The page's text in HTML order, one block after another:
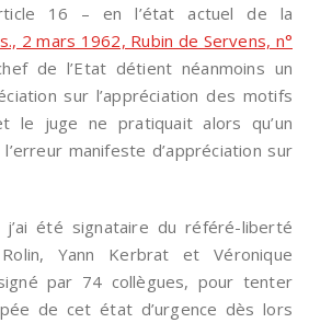
16 – en l’état actuel de la
2 mars 1962, Rubin de Servens, n°
de l’Etat détient néanmoins un
sur l’appréciation des motifs
le juge ne pratiquait alors qu’un
manifeste d’appréciation sur
j’ai été signataire du référé-liberté
Yann Kerbrat et Véronique
par 74 collègues, pour tenter
de cet état d’urgence dès lors